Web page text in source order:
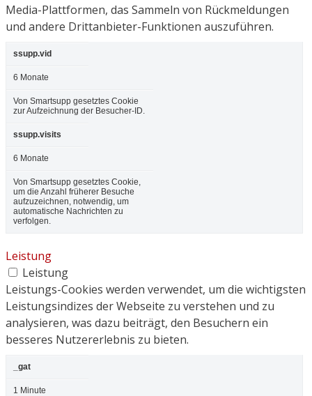
Media-Plattformen, das Sammeln von Rückmeldungen
und andere Drittanbieter-Funktionen auszuführen.
ssupp.vid
6 Monate
Von Smartsupp gesetztes Cookie
zur Aufzeichnung der Besucher-ID.
ssupp.visits
6 Monate
Von Smartsupp gesetztes Cookie,
um die Anzahl früherer Besuche
aufzuzeichnen, notwendig, um
automatische Nachrichten zu
verfolgen.
Leistung
Leistung
Leistungs-Cookies werden verwendet, um die wichtigsten
Leistungsindizes der Webseite zu verstehen und zu
analysieren, was dazu beiträgt, den Besuchern ein
besseres Nutzererlebnis zu bieten.
_gat
1 Minute